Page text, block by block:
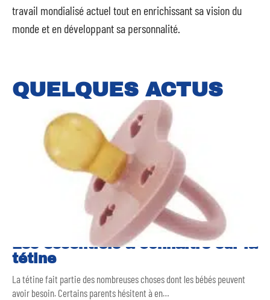
travail mondialisé actuel tout en enrichissant sa vision du
monde et en développant sa personnalité.
QUELQUES ACTUS
Les essentiels à connaître sur la
tétine
La tétine fait partie des nombreuses choses dont les bébés peuvent
avoir besoin. Certains parents hésitent à en…